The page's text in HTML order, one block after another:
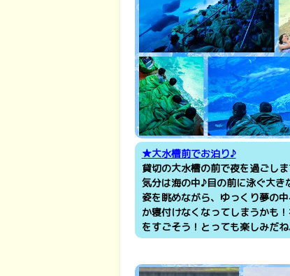
★大水槽前でお泊り♪
貸切の大水槽の前で夜を過ごし
気分は海の中♪目の前に泳ぐ大き
姿を眺めながら、ゆっくり夢の
か寝付けなくなってしまうかも
をすごそう！とっても楽しみだ